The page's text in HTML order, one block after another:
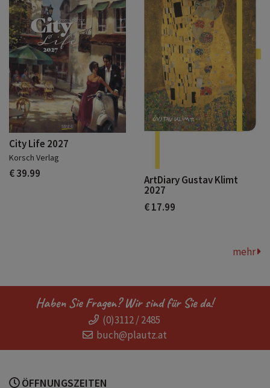
City Life 2027
Korsch Verlag
€ 39.99
ArtDiary Gustav Klimt
2027
€ 17.99
mehr
Haben Sie Fragen? Wir sind für Sie da!
(0)3112 / 2485
buch@plautz.at
ÖFFNUNGSZEITEN